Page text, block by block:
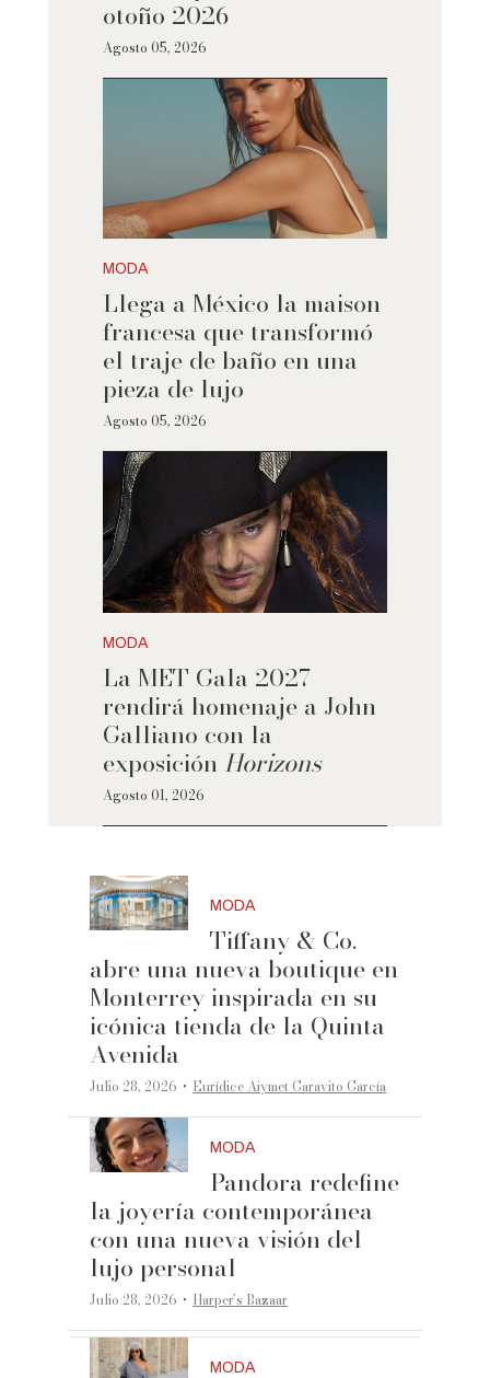
otoño 2026
Agosto 05, 2026
MODA
Llega a México la maison
francesa que transformó
el traje de baño en una
pieza de lujo
Agosto 05, 2026
MODA
La MET Gala 2027
rendirá homenaje a John
Galliano con la
exposición Horizons
Agosto 01, 2026
MODA
Tiffany & Co.
abre una nueva boutique en
Monterrey inspirada en su
icónica tienda de la Quinta
Avenida
Julio 28, 2026 ·Eurídice Aiymet Garavito García
MODA
Pandora redefine
la joyería contemporánea
con una nueva visión del
lujo personal
Julio 28, 2026 ·Harper’s Bazaar
MODA